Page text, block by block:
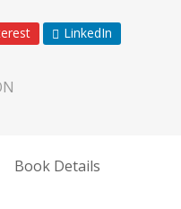
LinkedIn
Book Details